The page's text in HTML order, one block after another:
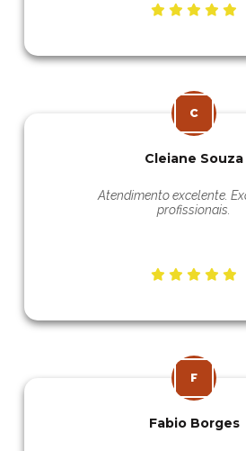
Cleiane Souza
Atendimento excelente.
profissionais.
Fabio Borges